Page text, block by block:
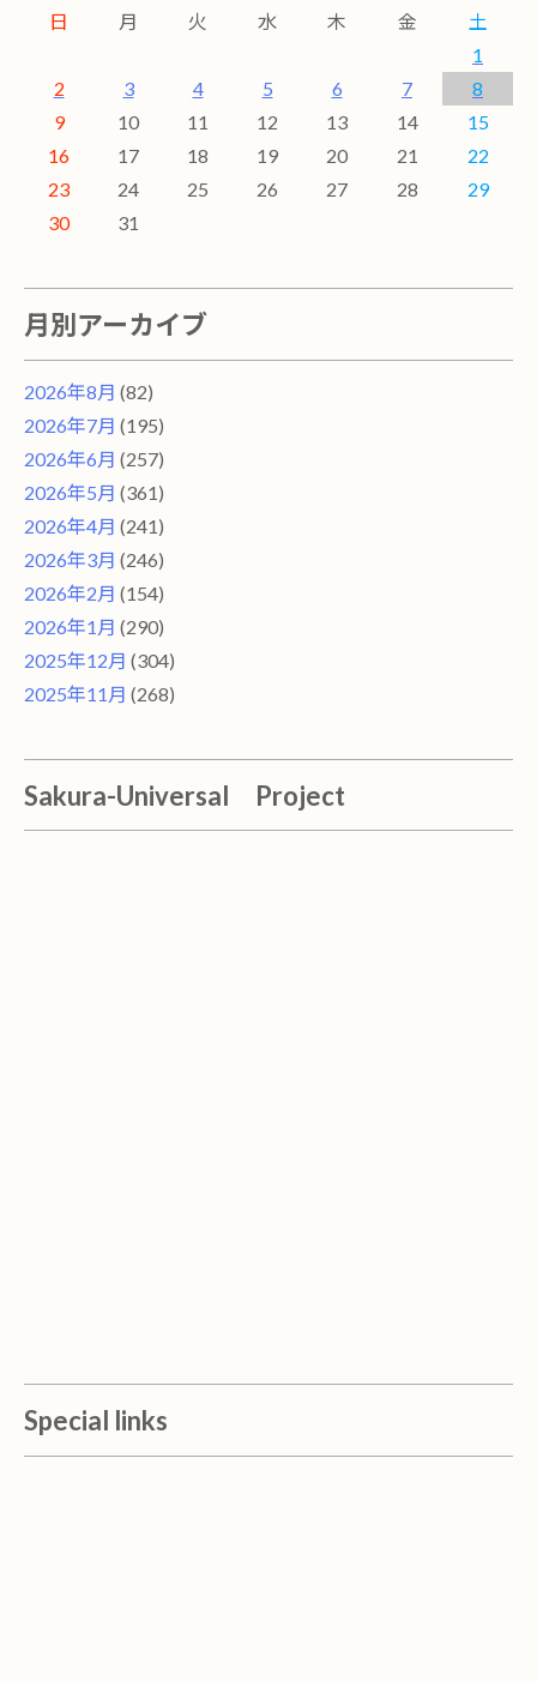
日
月 火 水 木 金
土
1
2
3 4 5 6 7
8
9
10 11 12 13 14
15
16
17 18 19 20 21
22
23
24 25 26 27 28
29
30
31
月別アーカイブ
2026年8月 (82)
2026年7月 (195)
2026年6月 (257)
2026年5月 (361)
2026年4月 (241)
2026年3月 (246)
2026年2月 (154)
2026年1月 (290)
2025年12月 (304)
2025年11月 (268)
Sakura-Universal Project
Special links